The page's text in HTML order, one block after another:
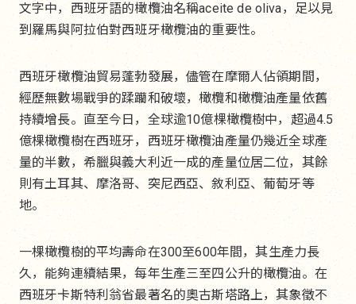
文字中，西班牙語的橄欖油名稱aceite de oliva，足以見
到羅馬與阿拉伯對西班牙橄欖油的重要性。
西班牙橄欖油貿易蓬勃發展，儘管在摩爾人佔領期間，
經歷無數場戰爭的蹂躪和破壞，橄欖和橄欖油產量依舊
持續增長。直至今日，全球逾10億棵橄欖樹中，超過4.5
億棵橄欖樹在西班牙，西班牙橄欖油產量仍幾近全球產
量的半數，希臘與義大利近一成的產量位居二位，其餘
則有土耳其、摩洛哥、突尼西亞、敘利亞、葡萄牙等
地。
一棵橄欖樹的平均壽命在300至600年間，其生產力長
久，能夠連續結果，每年生產三至四公升的橄欖油。在
西班牙卡斯特利翁省最著名的奧古斯塔路上，其象徵不